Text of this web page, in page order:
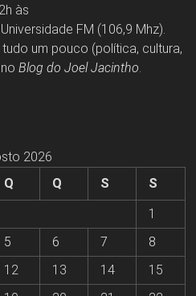
às
FM (106,9 Mhz).
um pouco (política, cultura,
Blog do Joel Jacintho.
2026
Q Q S
S
1
5 6 7
8
12 13 14
15